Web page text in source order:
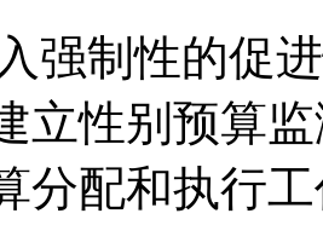
强制性的促
立性别预算
分配和执行